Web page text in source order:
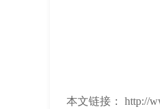
本文链接： http://